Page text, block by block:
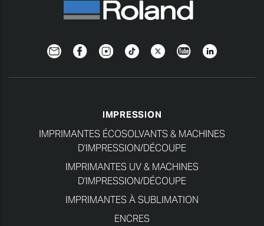
NewsletterFacebookInstagramTikTokTwitterYouTubeLinkedin
IMPRESSION
IMPRIMANTES ÉCOSOLVANTS & MACHINES
D'IMPRESSION/DÉCOUPE
IMPRIMANTES UV & MACHINES
D'IMPRESSION/DÉCOUPE
IMPRIMANTES À SUBLIMATION
ENCRES